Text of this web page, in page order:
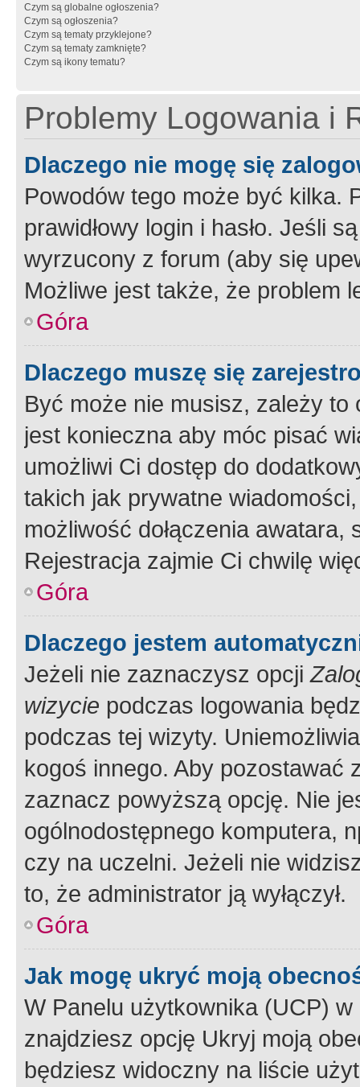
Czym są globalne ogłoszenia?
Czym są ogłoszenia?
Czym są tematy przyklejone?
Czym są tematy zamknięte?
Czym są ikony tematu?
Problemy Logowania i
Dlaczego nie mogę się
Powodów tego może być kilka.
prawidłowy login i hasło. Jeśli
wyrzucony z forum (aby się
Możliwe jest także, że problem
Góra
Dlaczego muszę się
Być może nie musisz, zależy
jest konieczna aby móc pisać
umożliwi Ci dostęp do
takich jak prywatne
możliwość dołączenia
Rejestracja zajmie Ci chwilę
Góra
Dlaczego jestem
Jeżeli nie zaznaczysz opcji
wizycie podczas logowania
podczas tej wizyty.
kogoś innego. Aby pozostawać
zaznacz powyższą opcję. Nie
ogólnodostępnego komputera,
czy na uczelni. Jeżeli nie
to, że administrator ją wyłączył.
Góra
Jak mogę ukryć moją
W Panelu użytkownika (UCP) w
znajdziesz opcję Ukryj moją
będziesz widoczny na liście